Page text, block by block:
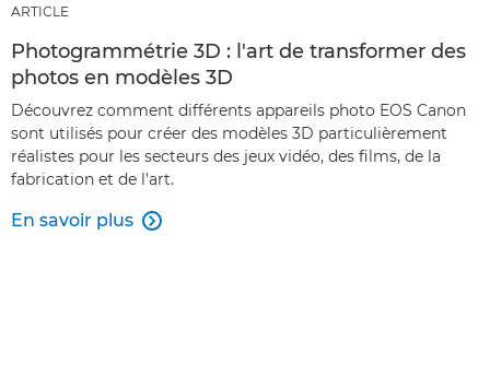
ARTICLE
Photogrammétrie 3D : l'art de transformer des
photos en modèles 3D
Découvrez comment différents appareils photo EOS Canon
sont utilisés pour créer des modèles 3D particulièrement
réalistes pour les secteurs des jeux vidéo, des films, de la
fabrication et de l'art.
En savoir plus 